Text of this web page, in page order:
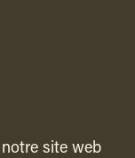
site web